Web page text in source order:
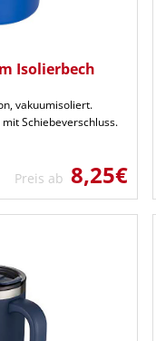
Isolierbech
vakuumisoliert.
Schiebeverschluss.
Preis ab 8,25€